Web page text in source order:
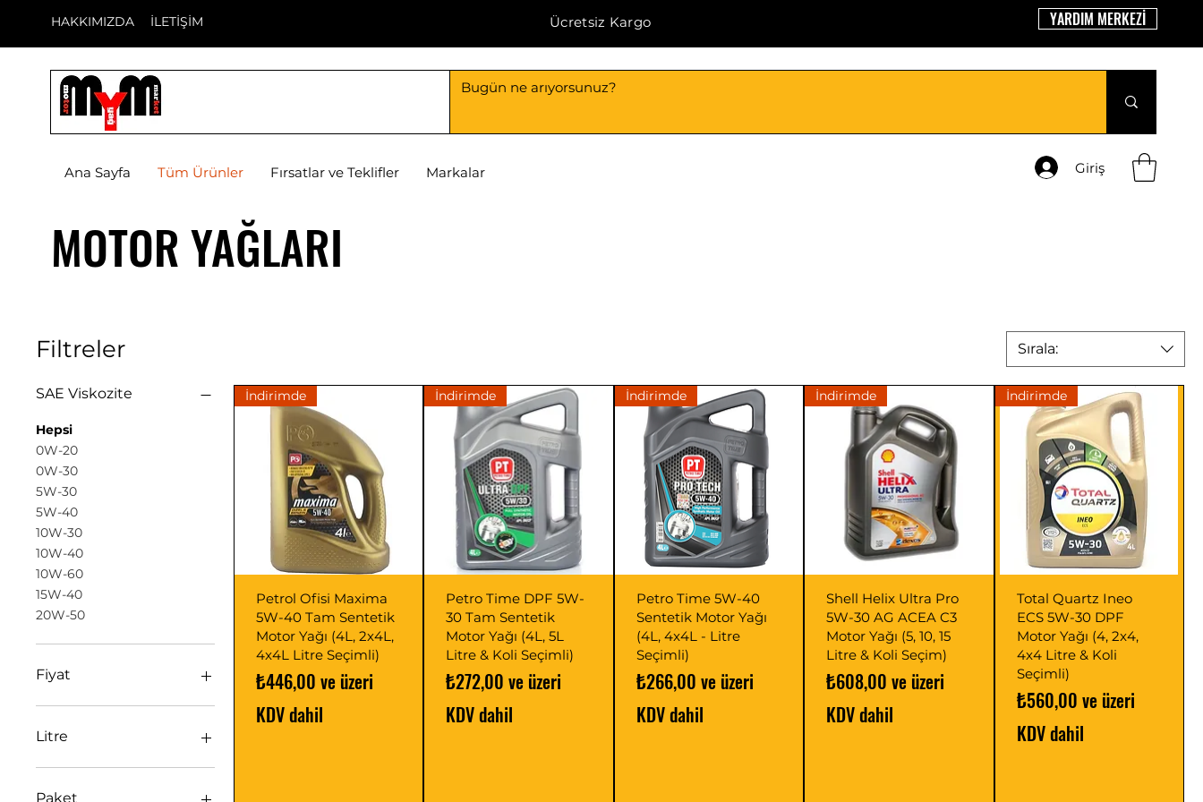
HAKKIMIZDA İLETİŞİM Ücretsiz Kargo YARDIM MERKEZİ
Ana Sayfa Tüm Ürünler Fırsatlar ve Teklifler Markalar Giriş
MOTOR YAĞLARI
Filtreler
SAE Viskozite
Hepsi
0W-20
0W-30
5W-30
5W-40
10W-30
10W-40
10W-60
15W-40
20W-50
Fiyat
₺0
Litre
1.5L Antifrizli
10.5L
Paket
Sırala:
İndirimde
Petrol Ofisi Maxima
5W-40 Tam Sentetik
Motor Yağı (4L, 2x4L,
4x4L Litre Seçimli)
₺446,00 ve üzeri
İndirimli Fiyat
KDV dahil
İndirimde
Petro Time DPF 5W-
30 Tam Sentetik
Motor Yağı (4L, 5L
Litre & Koli Seçimli)
₺272,00 ve üzeri
İndirimli Fiyat
KDV dahil
İndirimde
Petro Time 5W-40
Sentetik Motor Yağı
(4L, 4x4L - Litre
Seçimli)
₺266,00 ve üzeri
İndirimli Fiyat
KDV dahil
İndirimde
Shell Helix Ultra Pro
5W-30 AG ACEA C3
Motor Yağı (5, 10, 15
Litre & Koli Seçim)
₺608,00 ve üzeri
İndirimli Fiyat
KDV dahil
İndirimde
Total Quartz Ineo
ECS 5W-30 DPF
Motor Yağı (4, 2x4,
4x4 Litre & Koli
Seçimli)
₺560,00 ve üzeri
İndirimli Fiyat
KDV dahil